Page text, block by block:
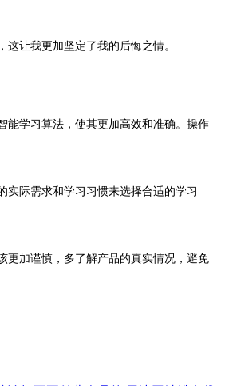
让我更加坚定了我的后悔之情。
能学习算法，使其更加高效和准确。操作
际需求和学习习惯来选择合适的学习
更加谨慎，多了解产品的真实情况，避免